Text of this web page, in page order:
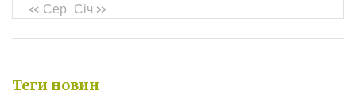
« Сер Січ »
Теги новин